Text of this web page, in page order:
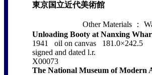
東京国立近代美術館
Other Materials ：
Unloading Booty at Nanxing
1941 oil on canvas 181.0×242.5
signed and dated l.r.
X00073
The National Museum of Modern